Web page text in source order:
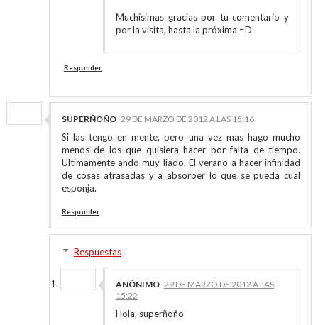
Muchísimas gracias por tu comentario y
por la visita, hasta la próxima =D
Responder
SUPERÑOÑO 29 DE MARZO DE 2012 A LAS 15:16
Si las tengo en mente, pero una vez mas hago mucho
menos de los que quisiera hacer por falta de tiempo.
Ultimamente ando muy liado. El verano a hacer infinidad
de cosas atrasadas y a absorber lo que se pueda cual
esponja.
Responder
Respuestas
ANÓNIMO 29 DE MARZO DE 2012 A LAS
15:22
Hola, superñoño